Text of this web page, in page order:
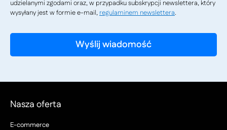
udzielanymi zgodami oraz, w przypadku subskrypcji newslettera, który
wysyłany jest w formie e-mail, regulaminem newslettera.
Nasza oferta
E-commerce